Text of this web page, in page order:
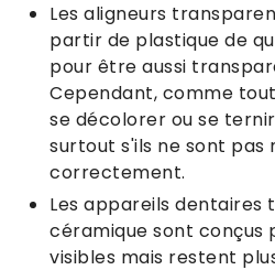
Les aligneurs
partir de plastique de
pour être aussi
Cependant, comme
se décolorer ou se
surtout s'ils ne sont pas
correctement.
Les appareils dentaires
céramique sont conçus
visibles mais restent